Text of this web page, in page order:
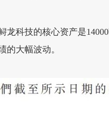
龙科技的核心资产是
的大幅波动。